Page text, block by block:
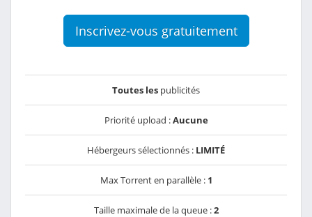
Inscrivez-vous gratuitement
Toutes les publicités
Priorité upload :Aucune
Hébergeurs sélectionnés : LIMITÉ
Max Torrent en parallèle : 1
Taille maximale de la queue :2